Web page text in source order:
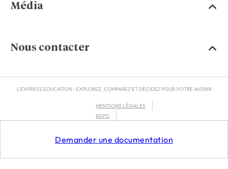
Demander une documentation
Média
Nous contacter
L'EXPRESS EDUCATION : EXPLOREZ, COMPAREZ ET DÉCIDEZ POUR VOTRE AVENIR
MENTIONS LÉGALES
RGPD